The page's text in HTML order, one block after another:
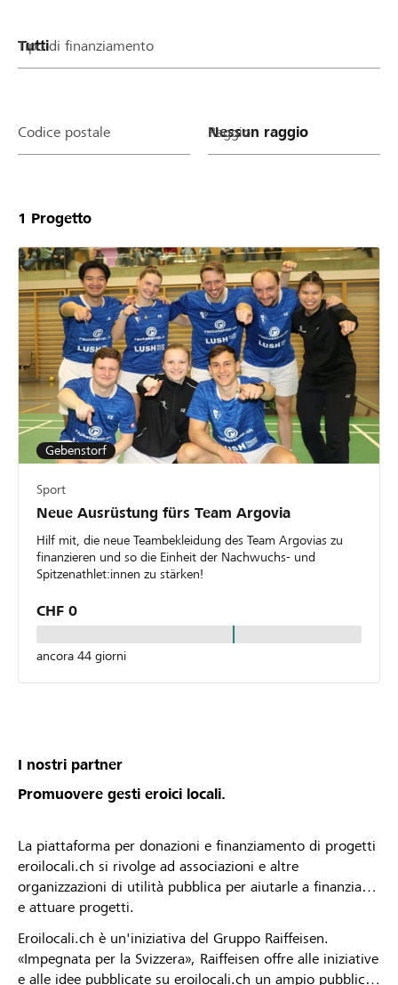
Tipo di finanziamento
Codice postale Raggio
1 Progetto
Gebenstorf
Sport
Neue Ausrüstung fürs Team Argovia
Hilf mit, die neue Teambekleidung des Team Argovias zu
finanzieren und so die Einheit der Nachwuchs- und
Spitzenathlet:innen zu stärken!
CHF 0
ancora 44 giorni
I nostri partner
Promuovere gesti eroici locali.
La piattaforma per donazioni e finanziamento di progetti
eroilocali.ch si rivolge ad associazioni e altre
organizzazioni di utilità pubblica per aiutarle a finanziare
e attuare progetti.
Eroilocali.ch è un'iniziativa del Gruppo Raiffeisen.
«Impegnata per la Svizzera», Raiffeisen offre alle iniziative
e alle idee pubblicate su eroilocali.ch un ampio pubblico